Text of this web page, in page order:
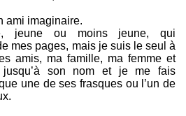
ami imaginaire.
jeune ou moins jeune, qui
mes pages, mais je suis le seul à
amis, ma famille, ma femme et
jusqu’à son nom et je me fais
une de ses frasques ou l’un de